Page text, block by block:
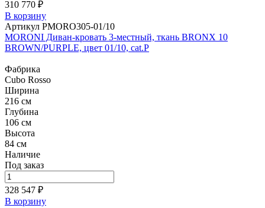
310 770 ₽
В корзину
Артикул PMORO305-01/10
MORONI Диван-кровать 3-местный, ткань BRONX 10
BROWN/PURPLE, цвет 01/10, cat.P
Фабрика
Cubo Rosso
Ширина
216 см
Глубина
106 см
Высота
84 см
Наличие
Под заказ
328 547 ₽
В корзину